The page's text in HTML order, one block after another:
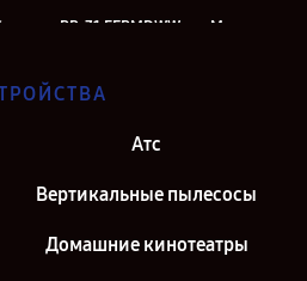
RB-31 FERMDWW в г. Москва
Петербург
Атс
Вертикальные пылесосы
Домашние кинотеатры